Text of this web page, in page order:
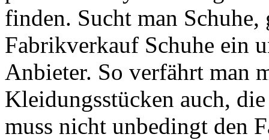
finden. Sucht man
Fabrikverkauf Schuhe ein
Anbieter. So verfährt man
Kleidungsstücken auch,
muss nicht unbedingt den